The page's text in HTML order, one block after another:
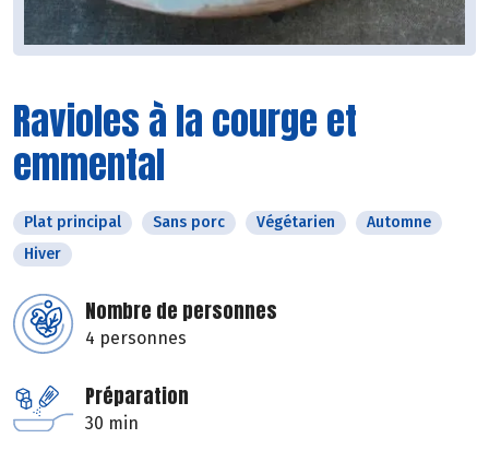
Ravioles à la courge et
emmental
Plat principal Sans porc Végétarien
Automne
Hiver
Nombre de personnes
4 personnes
Préparation
30 min